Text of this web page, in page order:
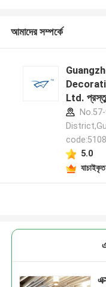
আমাদের সম্পর্কে
Ltd.
5.0